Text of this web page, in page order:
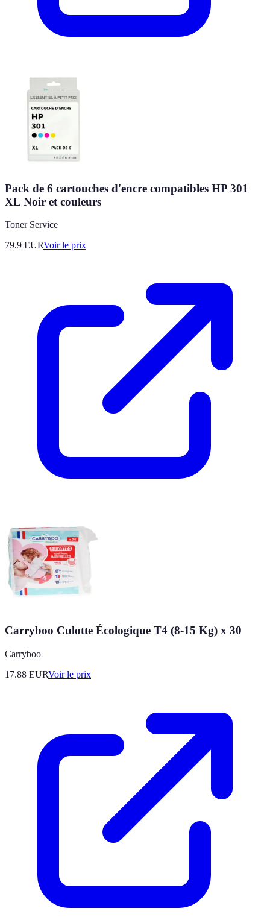
Pack de 6 cartouches d'encre compatibles HP 301
XL Noir et couleurs
Toner Service
79.9 EURVoir le prix
Carryboo Culotte Écologique T4 (8-15 Kg) x 30
Carryboo
17.88 EURVoir le prix